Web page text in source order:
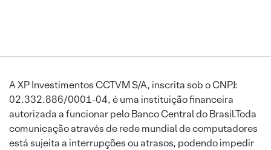
A XP Investimentos CCTVM S/A, inscrita sob o CNPJ:
02.332.886/0001-04, é uma instituição financeira
autorizada a funcionar pelo Banco Central do Brasil.Toda
comunicação através de rede mundial de computadores
está sujeita a interrupções ou atrasos, podendo impedir